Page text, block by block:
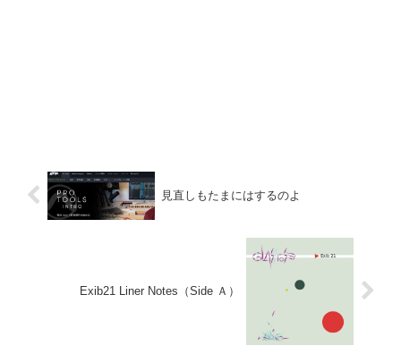
見直しもたまにはするのよ
Exib21 Liner Notes（Side Ａ）